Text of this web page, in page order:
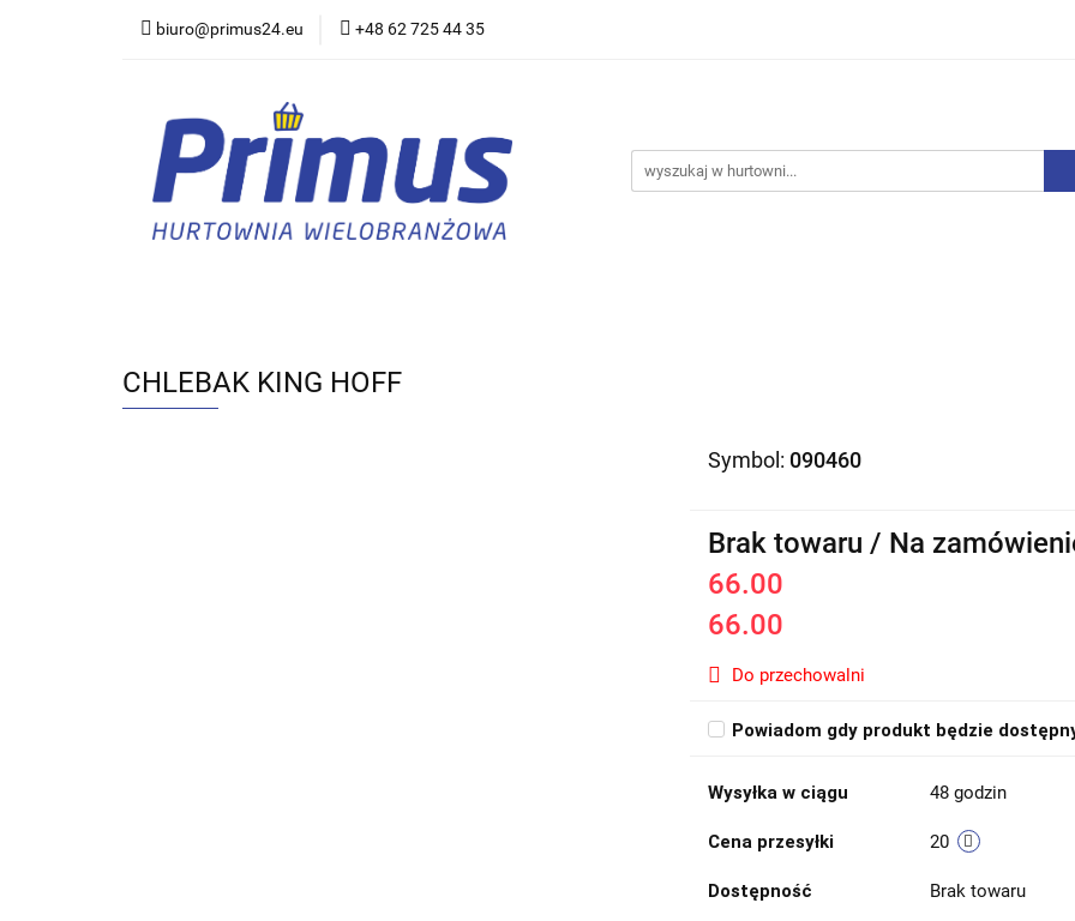
biuro@primus24.eu +48 62 725 44 35
Artykuły Szkolno-Biurowe
CHLEBAK KING HOFF
Symbol: 090460
Brak towaru / Na
66.00
66.00
Do przechowalni
Powiadom gdy produkt będzie
Wysyłka w ciągu 48 godzin
Cena przesyłki 20
Dostępność Brak towaru